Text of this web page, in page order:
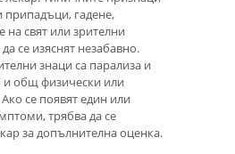
припадъци, гадене,
свят или зрителни
се изяснят незабавно.
знаци са парализа и
и общ физически или
се появят един или
трябва да се
за допълнителна оценка.